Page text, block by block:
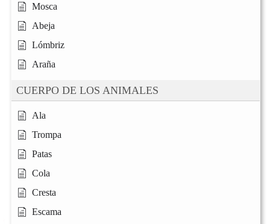
Mosca
Abeja
Lómbriz
Araña
CUERPO DE LOS ANIMALES
Ala
Trompa
Patas
Cola
Cresta
Escama